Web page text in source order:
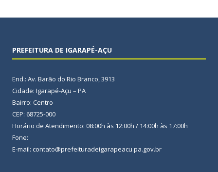
PREFEITURA DE IGARAPÉ-AÇU
End.: Av. Barão do Rio Branco, 3913
Cidade: Igarapé-Açu – PA
Bairro: Centro
CEP: 68725-000
Horário de Atendimento: 08:00h às 12:00h / 14:00h às 17:00h
Fone:
E-mail: contato@prefeituradeigarapeacu.pa.gov.br